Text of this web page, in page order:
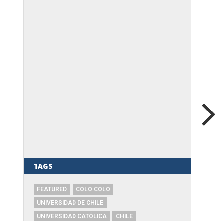
TAGS
FEATURED
COLO COLO
UNIVERSIDAD DE CHILE
UNIVERSIDAD CATÓLICA
CHILE